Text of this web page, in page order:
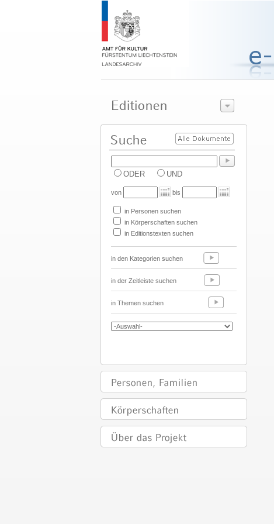
ODER UND
von bis
in Personen suchen
in Körperschaften suchen
in Editionstexten suchen
in den Kategorien suchen
in der Zeitleiste suchen
in Themen suchen